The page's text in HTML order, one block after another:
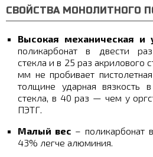
СВОЙСТВА МОНОЛИТНОГО
Высокая механическая и
поликарбонат в двести
стекла и в 25 раз акрилового
мм не пробивает
толщине ударная
стекла, в 40 раз — чем у
ПЭТГ.
Малый вес – поликарбонат
43% легче алюминия.